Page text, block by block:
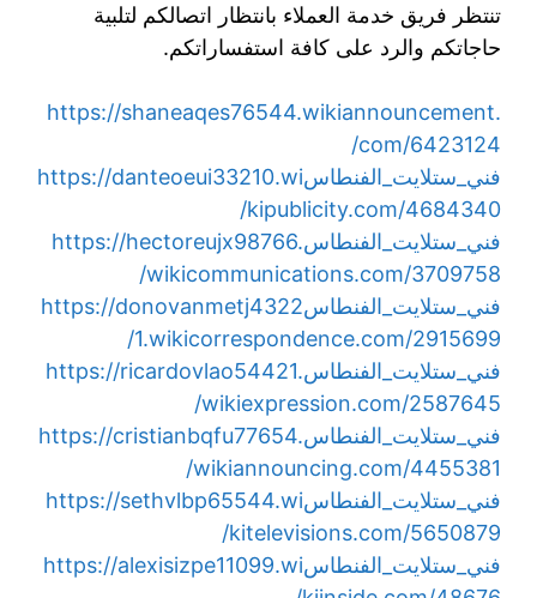
تنتظر فريق خدمة العملاء بانتظار اتصالكم لتلبية
حاجاتكم والرد على كافة استفساراتكم.
https://shaneaqes76544.wikiannouncement.
com/6423124/
فني_ستلايت_الفنطاسhttps://danteoeui33210.wi
kipublicity.com/4684340/
فني_ستلايت_الفنطاسhttps://hectoreujx98766.
wikicommunications.com/3709758/
فني_ستلايت_الفنطاسhttps://donovanmetj4322
1.wikicorrespondence.com/2915699/
فني_ستلايت_الفنطاسhttps://ricardovlao54421.
wikiexpression.com/2587645/
فني_ستلايت_الفنطاسhttps://cristianbqfu77654.
wikiannouncing.com/4455381/
فني_ستلايت_الفنطاسhttps://sethvlbp65544.wi
kitelevisions.com/5650879/
فني_ستلايت_الفنطاسhttps://alexisizpe11099.wi